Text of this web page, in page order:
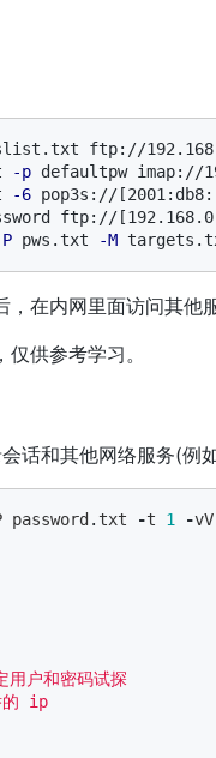
ftp://
-p defaultpw imap://
-6 pop3s://
ftp://
pws.txt -M
在内网里面访问其他
供参考学习。
话和其他网络服务(例
password. txt -t 1 -vV
户和密码试探
的 ip